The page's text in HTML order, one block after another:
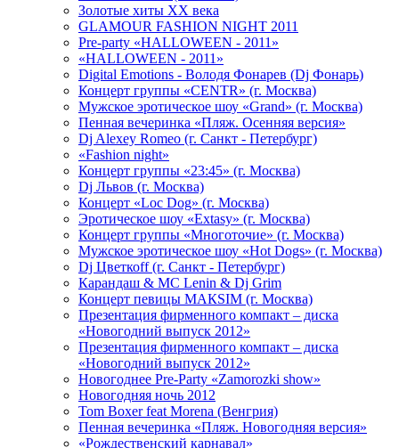
Золотые хиты XX века
GLAMOUR FASHION NIGHT 2011
Pre-party «HALLOWEEN - 2011»
«HALLOWEEN - 2011»
Digital Emotions - Володя Фонарев (Dj Фонарь)
Концерт группы «CENTR» (г. Москва)
Мужское эротическое шоу «Grand» (г. Москва)
Пенная вечеринка «Пляж. Осенняя версия»
Dj Alexey Romeo (г. Санкт - Петербург)
«Fashion night»
Концерт группы «23:45» (г. Москва)
Dj Львов (г. Москва)
Концерт «Loc Dog» (г. Москва)
Эротическое шоу «Extasy» (г. Москва)
Концерт группы «Многоточие» (г. Москва)
Мужское эротическое шоу «Hot Dogs» (г. Москва)
Dj Цветкоff (г. Санкт - Петербург)
Карандаш & МС Lenin & Dj Grim
Концерт певицы МАКSIМ (г. Москва)
Презентация фирменного компакт – диска
«Новогодний выпуск 2012»
Презентация фирменного компакт – диска
«Новогодний выпуск 2012»
Новогоднее Pre-Party «Zamorozki show»
Новогодняя ночь 2012
Tom Boxer feat Morena (Венгрия)
Пенная вечеринка «Пляж. Новогодняя версия»
«Рождественский карнавал»